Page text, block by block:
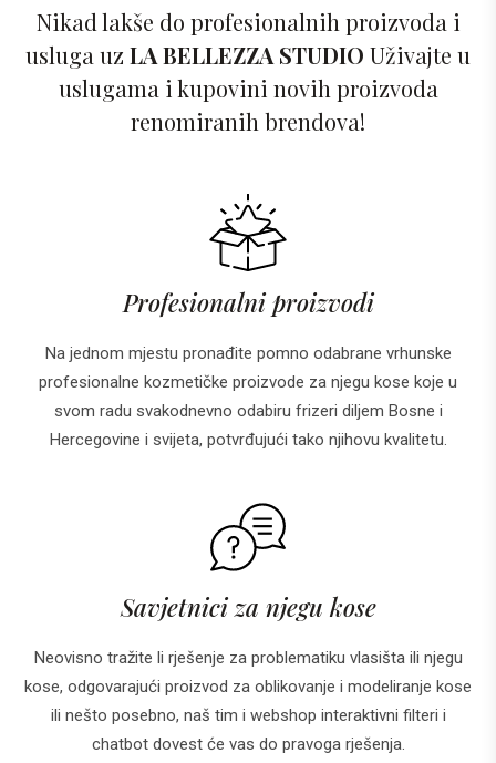
Nikad lakše do profesionalnih proizvoda i
usluga uz LA BELLEZZA STUDIO Uživajte u
uslugama i kupovini novih proizvoda
renomiranih brendova!
Profesionalni proizvodi
Na jednom mjestu pronađite pomno odabrane vrhunske
profesionalne kozmetičke proizvode za njegu kose koje u
svom radu svakodnevno odabiru frizeri diljem Bosne i
Hercegovine i svijeta, potvrđujući tako njihovu kvalitetu.
Savjetnici za njegu kose
Neovisno tražite li rješenje za problematiku vlasišta ili njegu
kose, odgovarajući proizvod za oblikovanje i modeliranje kose
ili nešto posebno, naš tim i webshop interaktivni filteri i
chatbot dovest će vas do pravoga rješenja.